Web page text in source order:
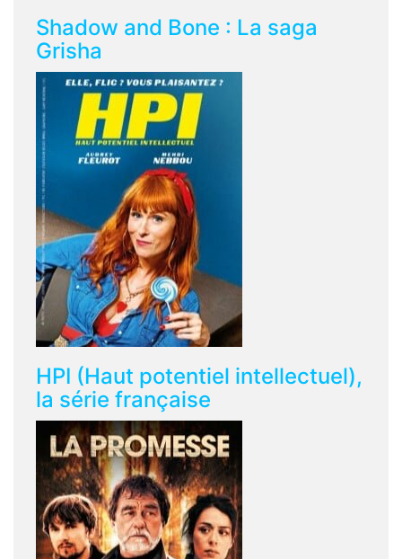
Shadow and Bone : La saga
Grisha
HPI (Haut potentiel intellectuel),
la série française